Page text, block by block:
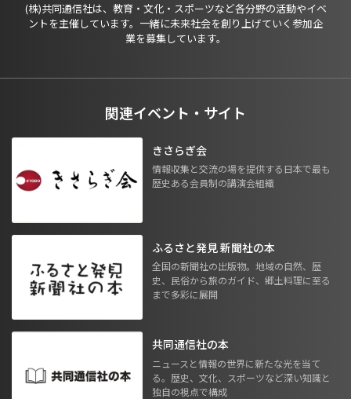
(株)共同通信社は、教育・文化・スポーツなど各分野の活動やイベ
ントを主催しています。一緒に未来社会を創り上げていく参加企
業を募集しています。
関連イベント・サイト
きさらぎ会
情報収集と交流の場を提供する日本で最も
歴史ある会員制の講演会組織
ふるさと発見 新聞社の本
全国の新聞社の出版物。地域の自然、歴
史、民俗から旅のガイド、郷土料理に至る
まで多彩に展開
共同通信社の本
ニュースと情報の世界に新たな光を当て
る。歴史、文化、スポーツなど深い知識と
独自の視点で構成